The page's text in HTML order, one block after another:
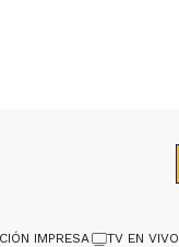
IMPRESA TV EN VIVO